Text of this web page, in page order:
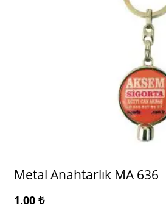
Metal Anahtarlık MA 636
1.00 ₺